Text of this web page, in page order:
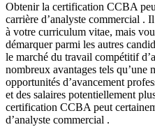
Obtenir la certification CCBA
carrière d’analyste commercial .
à votre curriculum vitae, mais
démarquer parmi les autres
le marché du travail compétitif
nombreux avantages tels qu’une
opportunités d’avancement
et des salaires potentiellement
certification CCBA peut
d’analyste commercial .